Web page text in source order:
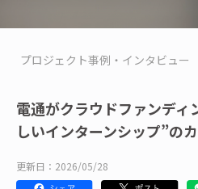
プロジェクト事例・インタビュー
電通がクラウドファンディ
しいインターンシップ”の
更新日：2026/05/28